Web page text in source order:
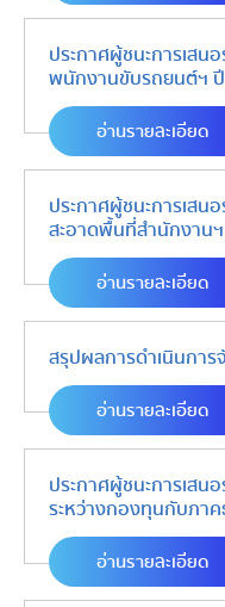
ประกาศผู้ชนะการเสน
พนักงานขับรถยนต์ฯ
อ่านรายละเอียด
ประกาศผู้ชนะการเสน
สะอาดพื้นที่สำนักงาน
อ่านรายละเอียด
สรุปผลการดำเนินกา
อ่านรายละเอียด
ประกาศผู้ชนะการเสน
ระหว่างกองทุนกับภา
อ่านรายละเอียด